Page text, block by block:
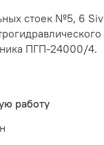
стоек №5, 6
ПГП-24000/4.
работу